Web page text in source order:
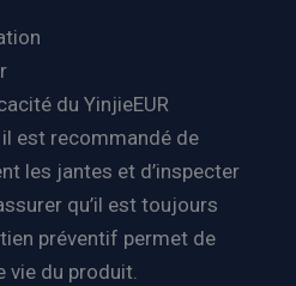
du YinjieEUR
est recommandé de
les jantes et d’inspecter
qu’il est toujours
préventif permet de
vie du produit.